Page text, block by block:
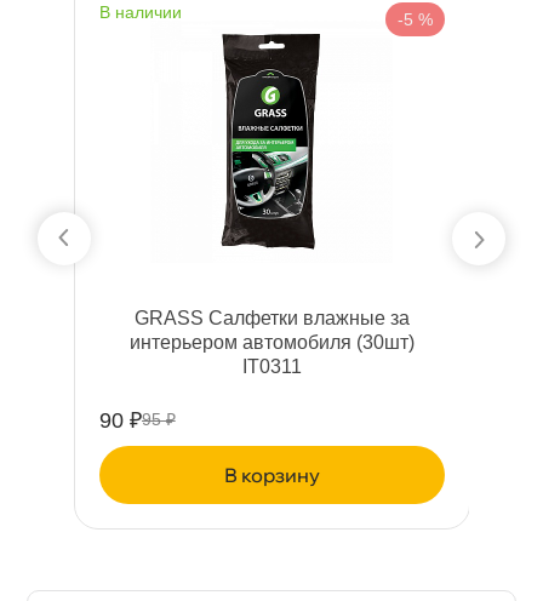
наличии -5 %
GRASS Салфетки влажные за
интерьером автомобиля (30шт)
IT0311
90 ₽95 ₽
корзину